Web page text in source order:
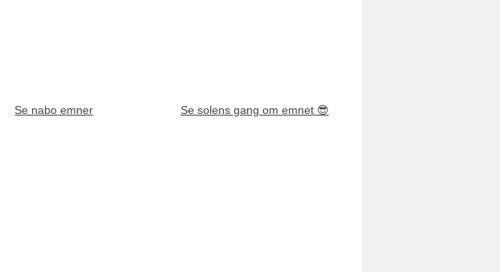
Se nabo emner Se solens gang om emnet 😎